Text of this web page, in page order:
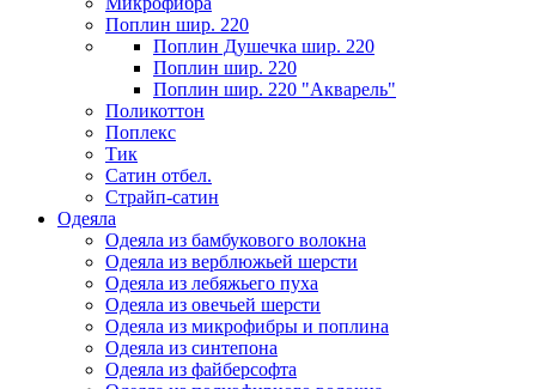
Поплин шир. 220
Поплин Душечка шир. 220
Поплин шир. 220
Поплин шир. 220 "Акварель"
Поликоттон
Поплекс
Тик
Сатин отбел.
Страйп-сатин
Одеяла
Одеяла из бамбукового волокна
Одеяла из верблюжьей шерсти
Одеяла из лебяжьего пуха
Одеяла из овечьей шерсти
Одеяла из микрофибры и поплина
Одеяла из синтепона
Одеяла из файберсофта